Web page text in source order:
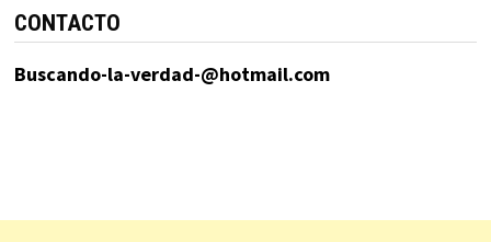
CONTACTO
Buscando-la-verdad-@hotmail.com